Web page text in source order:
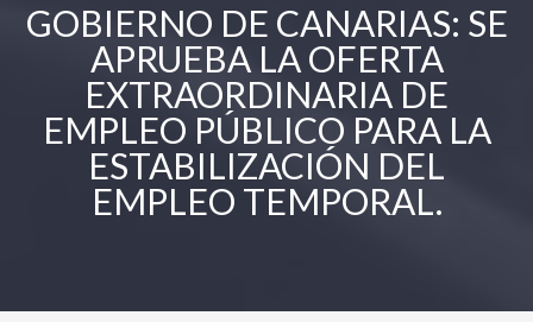
GOBIERNO DE CANARIAS: SE
APRUEBA LA OFERTA
EXTRAORDINARIA DE
EMPLEO PÚBLICO PARA LA
ESTABILIZACIÓN DEL
EMPLEO TEMPORAL.